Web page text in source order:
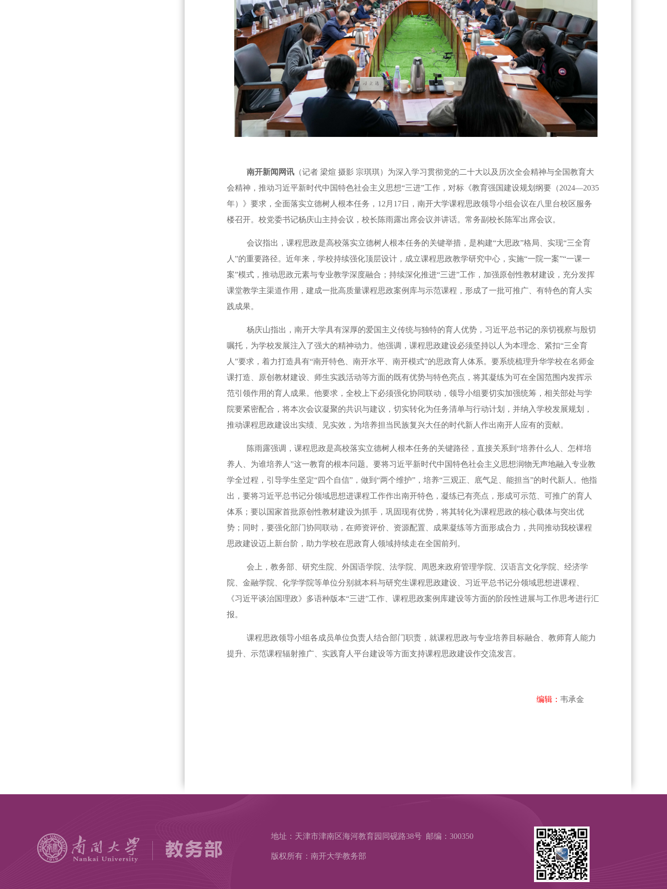
南开新闻网讯 （记者 梁煊 摄影 宗琪琪）为深入学习贯彻党的二十大以及历次全会精神与全国教育大
会精神，推动习近平新时代中国特色社会主义思想“三进”工作，对标《教育强国建设规划纲要（2024—2035
年）》要求，全面落实立德树人根本任务，12月17日，南开大学课程思政领导小组会议在八里台校区服务
楼召开。校党委书记杨庆山主持会议，校长陈雨露出席会议并讲话。常务副校长陈军出席会议。
会议指出，课程思政是高校落实立德树人根本任务的关键举措，是构建“大思政”格局、实现“三全育
人”的重要路径。近年来，学校持续强化顶层设计，成立课程思政教学研究中心，实施“一院一案”“一课一
案”模式，推动思政元素与专业教学深度融合；持续深化推进“三进”工作，加强原创性教材建设，充分发挥
课堂教学主渠道作用，建成一批高质量课程思政案例库与示范课程，形成了一批可推广、有特色的育人实
践成果。
杨庆山指出，南开大学具有深厚的爱国主义传统与独特的育人优势，习近平总书记的亲切视察与殷切
嘱托，为学校发展注入了强大的精神动力。他强调，课程思政建设必须坚持以人为本理念、紧扣“三全育
人”要求，着力打造具有“南开特色、南开水平、南开模式”的思政育人体系。要系统梳理升华学校在名师金
课打造、原创教材建设、师生实践活动等方面的既有优势与特色亮点，将其凝练为可在全国范围内发挥示
范引领作用的育人成果。他要求，全校上下必须强化协同联动，领导小组要切实加强统筹，相关部处与学
院要紧密配合，将本次会议凝聚的共识与建议，切实转化为任务清单与行动计划，并纳入学校发展规划，
推动课程思政建设出实绩、见实效，为培养担当民族复兴大任的时代新人作出南开人应有的贡献。
陈雨露强调，课程思政是高校落实立德树人根本任务的关键路径，直接关系到“培养什么人、怎样培
养人、为谁培养人”这一教育的根本问题。要将习近平新时代中国特色社会主义思想润物无声地融入专业教
学全过程，引导学生坚定“四个自信”，做到“两个维护”，培养“三观正、底气足、能担当”的时代新人。他指
出，要将习近平总书记分领域思想进课程工作作出南开特色，凝练已有亮点，形成可示范、可推广的育人
体系；要以国家首批原创性教材建设为抓手，巩固现有优势，将其转化为课程思政的核心载体与突出优
势；同时，要强化部门协同联动，在师资评价、资源配置、成果凝练等方面形成合力，共同推动我校课程
思政建设迈上新台阶，助力学校在思政育人领域持续走在全国前列。
会上，教务部、研究生院、外国语学院、法学院、周恩来政府管理学院、汉语言文化学院、经济学
院、金融学院、化学学院等单位分别就本科与研究生课程思政建设、习近平总书记分领域思想进课程、
《习近平谈治国理政》多语种版本“三进”工作、课程思政案例库建设等方面的阶段性进展与工作思考进行汇
报。
课程思政领导小组各成员单位负责人结合部门职责，就课程思政与专业培养目标融合、教师育人能力
提升、示范课程辐射推广、实践育人平台建设等方面支持课程思政建设作交流发言。
编辑： 韦承金
地址：天津市津南区海河教育园同砚路38号 邮编：300350
版权所有：南开大学教务部